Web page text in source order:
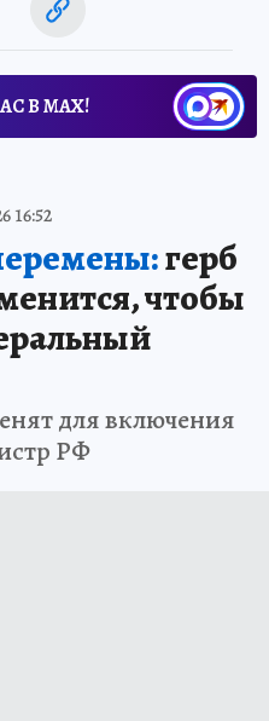
В МАХ!
16:52
герб
чтобы
для включения
РФ